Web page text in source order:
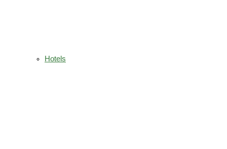
Hotels